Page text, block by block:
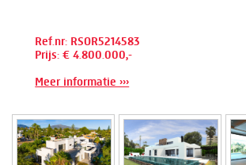
Ref.nr: RSOR5214583
Prijs: € 4.800.000,-
Meer informatie ›››